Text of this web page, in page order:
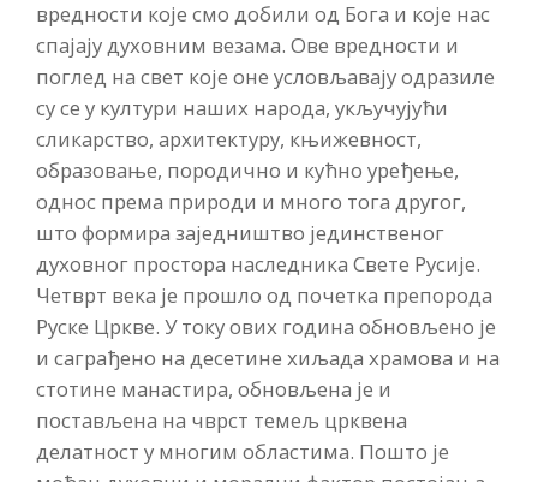
вредности које смо добили од Бога и које нас
спајају духовним везама. Ове вредности и
поглед на свет које оне условљавају одразиле
су се у култури наших народа, укључујући
сликарство, архитектуру, књижевност,
образовање, породично и кућно уређење,
однос према природи и много тога другог,
што формира заједништво јединственог
духовног простора наследника Свете Русије.
Четврт века је прошло од почетка препорода
Руске Цркве. У току ових година обновљено је
и саграђено на десетине хиљада храмова и на
стотине манастира, обновљена је и
постављена на чврст темељ црквена
делатност у многим областима. Пошто је